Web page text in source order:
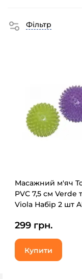
Фільтр
Масажний м'яч
PVC 7,5 см Verde
Viola Набір 2 шт
299 грн.
Купити